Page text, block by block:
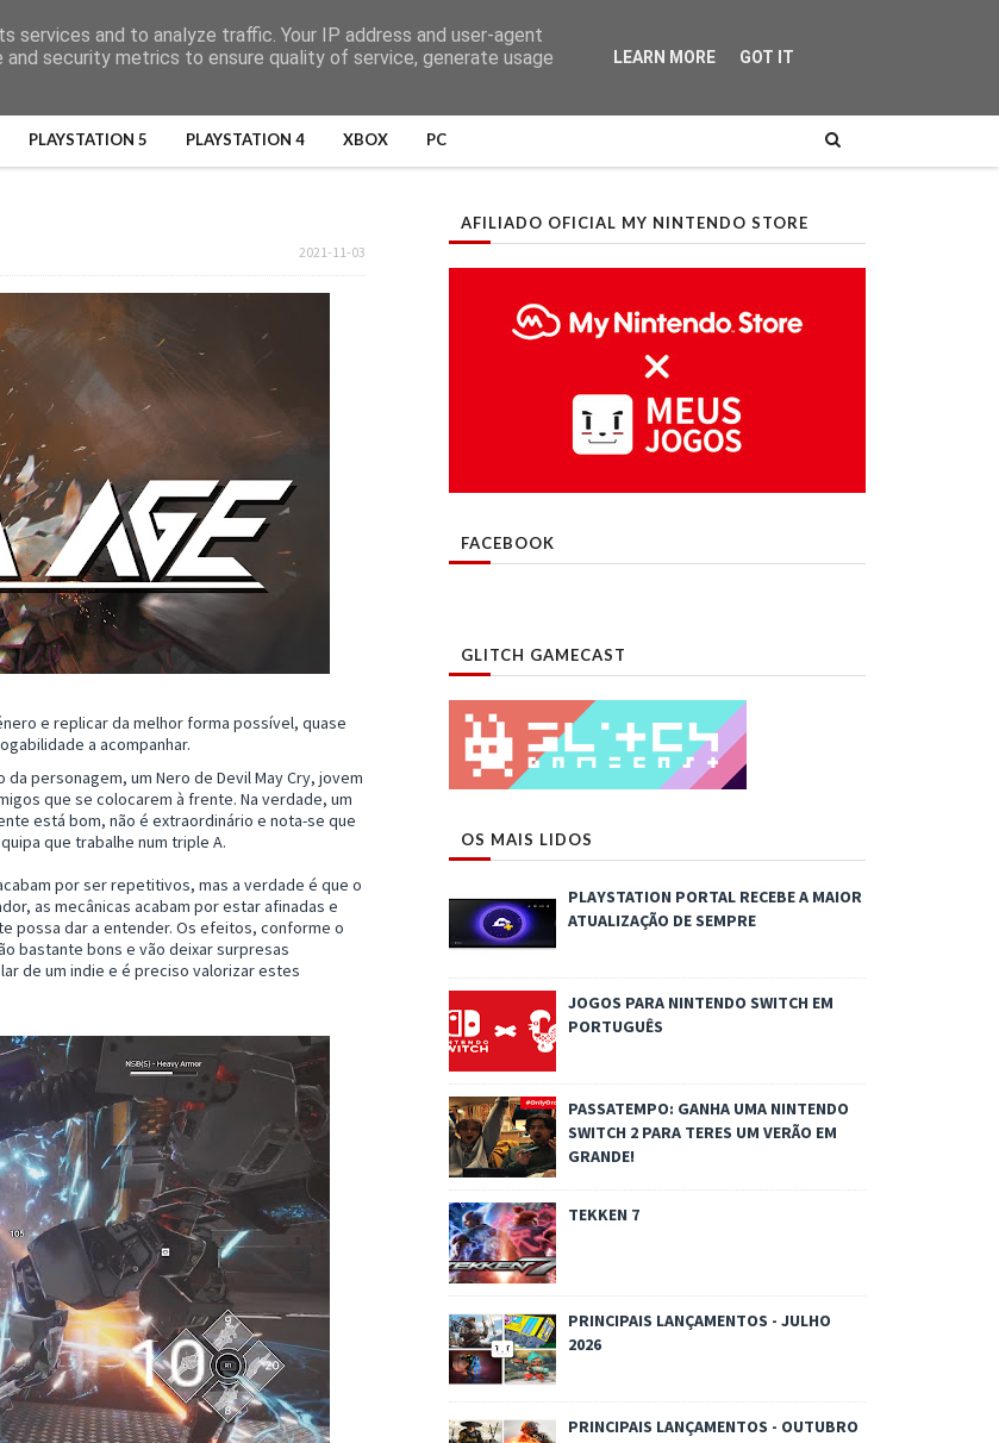
PLAYSTATION 5 PLAYSTATION 4 XBOX PC
2021-11-03
e replicar da melhor forma possível, quase
a acompanhar.
personagem, um Nero de Devil May Cry, jovem
que se colocarem à frente. Na verdade, um
está bom, não é extraordinário e nota-se que
que trabalhe num triple A.
por ser repetitivos, mas a verdade é que o
as mecânicas acabam por estar afinadas e
possa dar a entender. Os efeitos, conforme o
bastante bons e vão deixar surpresas
de um indie e é preciso valorizar estes
AFILIADO OFICIAL MY NINTENDO STORE
FACEBOOK
GLITCH GAMECAST
OS MAIS LIDOS
PLAYSTATION PORTAL RECEBE A MAIOR
ATUALIZAÇÃO DE SEMPRE
JOGOS PARA NINTENDO SWITCH EM
PORTUGUÊS
PASSATEMPO: GANHA UMA NINTENDO
SWITCH 2 PARA TERES UM VERÃO EM
GRANDE!
TEKKEN 7
PRINCIPAIS LANÇAMENTOS - JULHO
2026
PRINCIPAIS LANÇAMENTOS - OUTUBRO
services and to analyze traffic. Your IP address and user-agent
security metrics to ensure quality of service, generate usage
LEARN MORE GOT IT